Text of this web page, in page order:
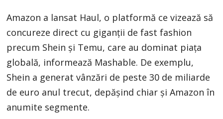
Amazon a lansat Haul, o platformă ce vizează să
concureze direct cu giganții de fast fashion
precum Shein și Temu, care au dominat piața
globală, informează Mashable. De exemplu,
Shein a generat vânzări de peste 30 de miliarde
de euro anul trecut, depășind chiar și Amazon în
anumite segmente.